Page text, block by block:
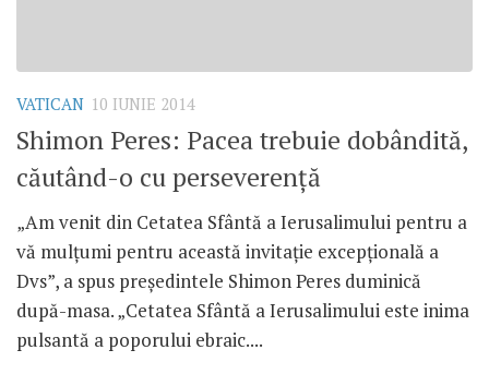
VATICAN 10 IUNIE 2014
Shimon Peres: Pacea trebuie dobândită,
căutând-o cu perseverenţă
„Am venit din Cetatea Sfântă a Ierusalimului pentru a
vă mulţumi pentru această invitaţie excepţională a
Dvs”, a spus preşedintele Shimon Peres duminică
după-masa. „Cetatea Sfântă a Ierusalimului este inima
pulsantă a poporului ebraic....